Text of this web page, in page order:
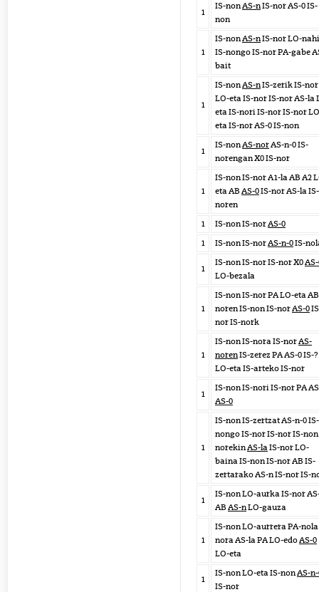
1
IS-nonAS-nIS-nor AS-0 IS-
non
1
IS-nonAS-nIS-nor LO-
IS-nongo IS-nor PA-gabe
bait
1
IS-nonAS-nIS-zerik IS-nor
LO-eta IS-nor IS-nor AS-la
eta IS-nori IS-nor IS-nor
eta IS-nor AS-0 IS-non
1
IS-nonAS-norAS-n-0 IS-
norengan X0 IS-nor
1
IS-non IS-nor A1-la AB A2
eta AB AS-0IS-nor AS-la IS-
noren
1
IS-non IS-norAS-0
1
IS-non IS-norAS-n-0IS-
1
IS-non IS-nor IS-nor X0
LO-bezala
1
IS-non IS-nor PA LO-eta
noren IS-non IS-norAS-0
nor IS-nork
1
IS-non IS-nora IS-norAS-
norenIS-zerez PA AS-0 IS-?
LO-eta IS-arteko IS-nor
1
IS-non IS-nori IS-nor PA
AS-0
1
IS-non IS-zertzat AS-n-0 IS-
nongo IS-nor IS-nor IS-non
norekinAS-laIS-nor LO-
baina IS-non IS-nor AB IS-
zertarako AS-n IS-nor IS-
1
IS-non LO-aurka IS-nor
AB AS-nLO-gauza
1
IS-non LO-aurrera PA-nola
nora AS-la PA LO-edoAS-0
LO-eta
1
IS-non LO-eta IS-nonAS-
IS-nor